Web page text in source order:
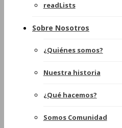
readLists
Sobre Nosotros
¿Quiénes somos?
Nuestra historia
¿Qué hacemos?
Somos Comunidad